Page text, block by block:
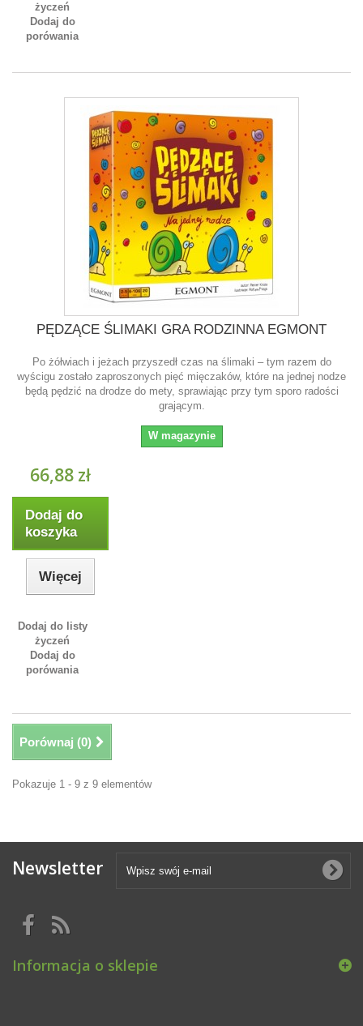
życzeń
Dodaj do
porówania
PĘDZĄCE ŚLIMAKI GRA RODZINNA EGMONT
Po żółwiach i jeżach przyszedł czas na ślimaki – tym razem do
wyścigu zostało zaproszonych pięć mięczaków, które na jednej nodze
będą pędzić na drodze do mety, sprawiając przy tym sporo radości
grającym.
W magazynie
66,88 zł
Dodaj do
koszyka
Więcej
Dodaj do listy
życzeń
Dodaj do
porówania
Porównaj (0)
Pokazuje 1 - 9 z 9 elementów
Newsletter
Informacja o sklepie